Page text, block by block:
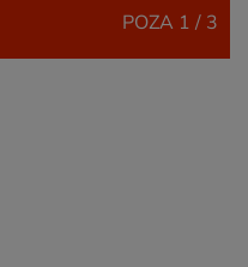
POZA 1 / 3